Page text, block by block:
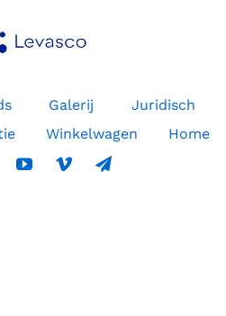
Galerij
Juridisch
Winkelwagen Home